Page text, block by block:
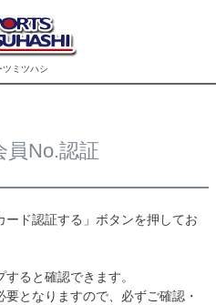
ツミツハシ
員No.認証
ード認証する」ボタンを押してお
ると確認できます。
となりますので、必ずご確認・